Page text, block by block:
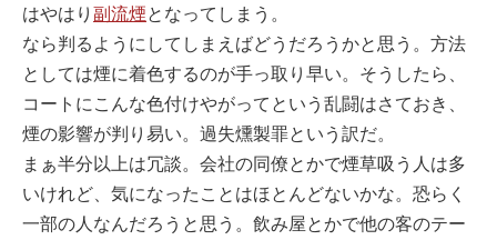
はやはり副流煙となってしまう。
なら判るようにしてしまえばどうだろうかと思う。方法
としては煙に着色するのが手っ取り早い。そうしたら、
コートにこんな色付けやがってという乱闘はさておき、
煙の影響が判り易い。過失燻製罪という訳だ。
まぁ半分以上は冗談。会社の同僚とかで煙草吸う人は多
いけれど、気になったことはほとんどないかな。恐らく
一部の人なんだろうと思う。飲み屋とかで他の客のテー